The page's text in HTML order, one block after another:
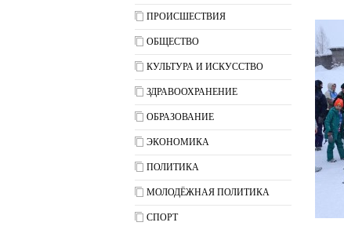
ПРОИСШЕСТВИЯ
ОБЩЕСТВО
КУЛЬТУРА И ИСКУССТВО
ЗДРАВООХРАНЕНИЕ
ОБРАЗОВАНИЕ
ЭКОНОМИКА
ПОЛИТИКА
МОЛОДЁЖНАЯ ПОЛИТИКА
СПОРТ